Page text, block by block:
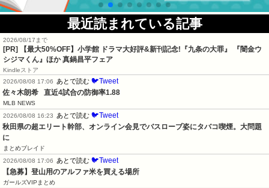
最近読まれている記事
2026/08/17まで
[PR] 【最大50%OFF】小学館 ドラマ大好評&新刊記念!『九条の大罪』 『闇金ウ
シジマくん』ほか 真鍋昌平フェア
Kindleストア
2026/08/08 17:06
あとで読む 🐦Tweet
佐々木朗希   直近4試合の防御率1.88
MLB NEWS
2026/08/08 16:23
あとで読む 🐦Tweet
秋田県の超エリート幹部、オンライン会見でバスローブ姿にタバコ喫煙。大問題
に
まとめブレイド
2026/08/08 17:06
あとで読む 🐦Tweet
【急募】登山用のアルファ米を買える場所
ガールズVIPまとめ